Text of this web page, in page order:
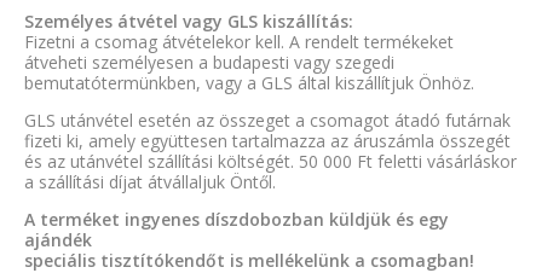
Személyes átvétel vagy GLS kiszállítás:
Fizetni a csomag átvételekor kell. A rendelt termékeket
átveheti személyesen a budapesti vagy szegedi
bemutatótermünkben, vagy a GLS által kiszállítjuk Önhöz.
GLS utánvétel esetén az összeget a csomagot átadó futárnak
fizeti ki, amely együttesen tartalmazza az áruszámla összegét
és az utánvétel szállítási költségét. 50 000 Ft feletti vásárláskor
a szállítási díjat átvállaljuk Öntől.
A terméket ingyenes díszdobozban küldjük és egy
ajándék
speciális tisztítókendőt is mellékelünk a csomagban!